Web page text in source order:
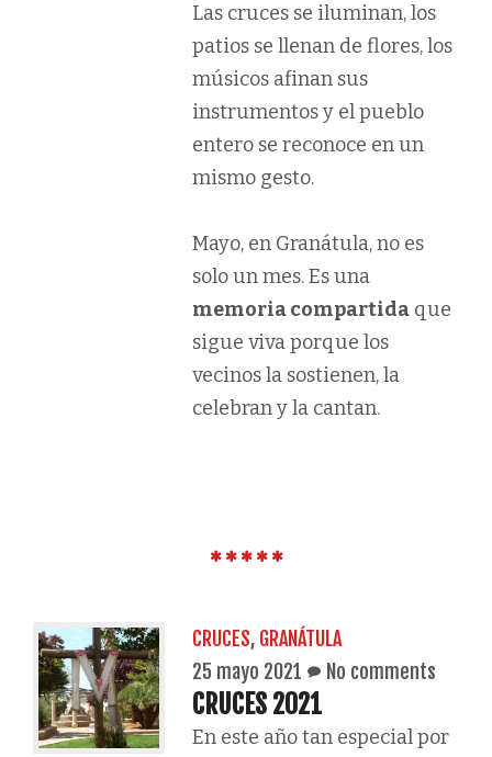
Las cruces se iluminan, los
patios se llenan de flores, los
músicos afinan sus
instrumentos y el pueblo
entero se reconoce en un
mismo gesto.
Mayo, en Granátula, no es
solo un mes. Es una
memoria compartida que
sigue viva porque los
vecinos la sostienen, la
celebran y la cantan.
CRUCES, GRANÁTULA
25 mayo 2021
No comments
CRUCES 2021
En este año tan especial por